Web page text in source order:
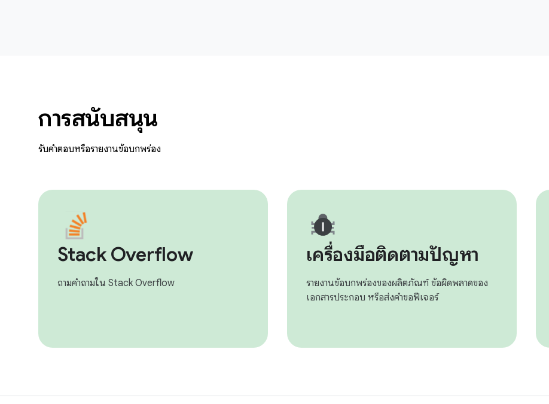
การสนับสนุน
รับคำตอบหรือรายงานข้อบกพร่อง
Stack Overflow
ถามคำถามใน Stack Overflow
เครื่องมือติดตามปัญหา
รายงานข้อบกพร่องของผลิตภัณฑ์ ข้อผิดพลาดของ
เอกสารประกอบ หรือส่งคำขอฟีเจอร์